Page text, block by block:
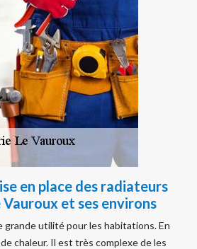
en place des radiateurs
Vauroux et ses environs
grande utilité pour les habitations. En
chaleur. Il est très complexe de les